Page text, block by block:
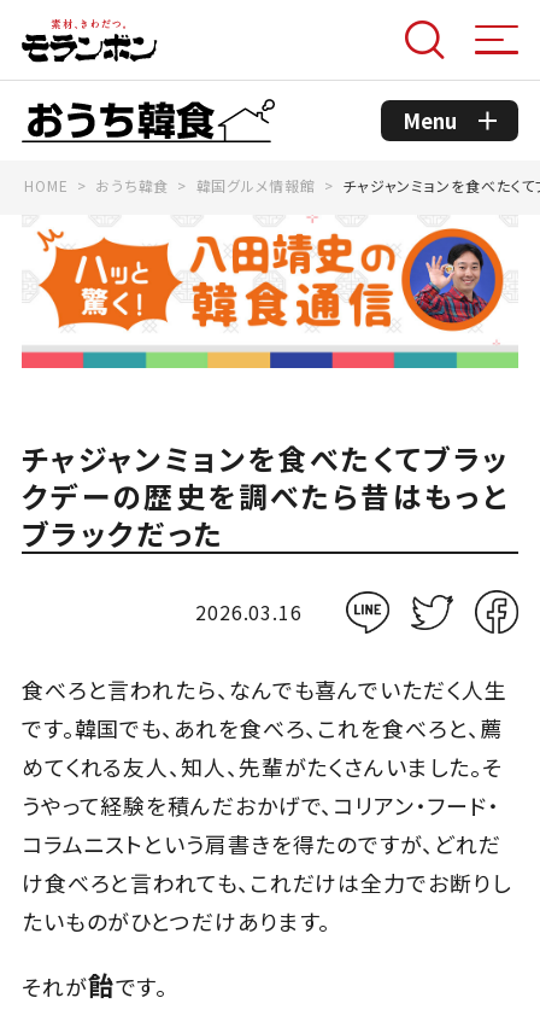
Menu
モランボンのこだわり
コンセプト
おうち韓食商品
おうち韓食レシピ
韓国グルメ情報館
Close
HOME おうち韓食 韓国グルメ情報館 チャジャンミョンを食べたく
チャジャンミョンを食べたくてブラッ
クデーの歴史を調べたら昔はもっと
ブラックだった
2026.03.16
食べろと言われたら、なんでも喜んでいただく人生
です。韓国でも、あれを食べろ、これを食べろと、薦
めてくれる友人、知人、先輩がたくさんいました。そ
うやって経験を積んだおかげで、コリアン・フード・
コラムニストという肩書きを得たのですが、どれだ
け食べろと言われても、これだけは全力でお断りし
たいものがひとつだけあります。
それが飴です。